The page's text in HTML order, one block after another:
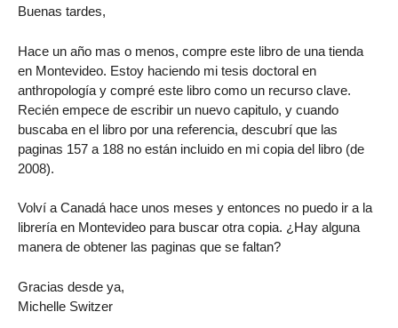
Buenas tardes,
Hace un año mas o menos, compre este libro de una tienda
en Montevideo. Estoy haciendo mi tesis doctoral en
anthropología y compré este libro como un recurso clave.
Recién empece de escribir un nuevo capitulo, y cuando
buscaba en el libro por una referencia, descubrí que las
paginas 157 a 188 no están incluido en mi copia del libro (de
2008).
Volví a Canadá hace unos meses y entonces no puedo ir a la
librería en Montevideo para buscar otra copia. ¿Hay alguna
manera de obtener las paginas que se faltan?
Gracias desde ya,
Michelle Switzer